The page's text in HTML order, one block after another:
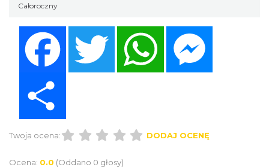
Całoroczny
Twitter WhatsApp
Twoja ocena: DODAJ OCENĘ
Ocena: 0.0 (Oddano 0 głosy)